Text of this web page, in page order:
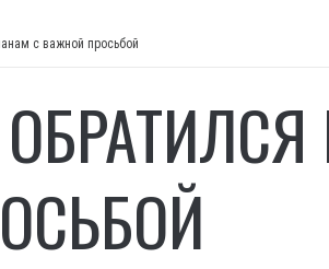
с важной просьбой